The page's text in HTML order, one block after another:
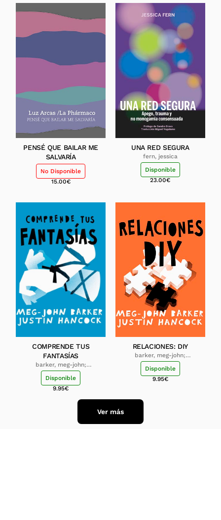
PENSÉ QUE BAILAR ME
SALVARÍA
No Disponible
15.00€
UNA RED SEGURA
fern, jessica
Disponible
23.00€
COMPRENDE TUS
FANTASÍAS
barker, meg-john;
hancock, justin
Disponible
9.95€
RELACIONES: DIY
barker, meg-john;
hancock, justin
Disponible
9.95€
Ver más